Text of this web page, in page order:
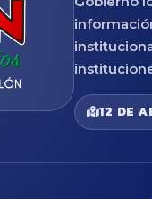
12 DE